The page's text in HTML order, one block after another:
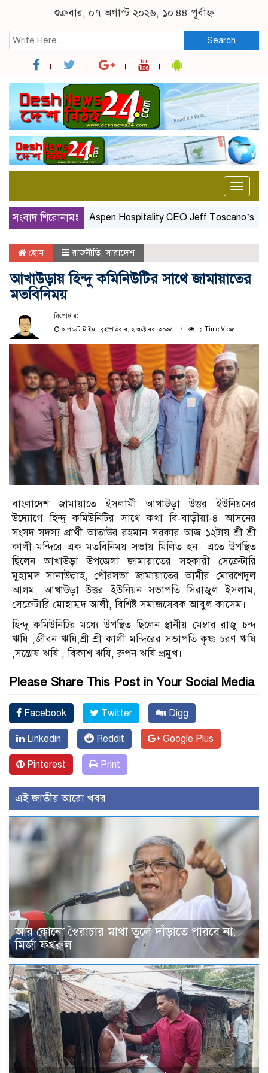
শুক্রবার, ০৭ অগাস্ট ২০২৬, ১০:৪৪ পূর্বাহ্ন
Search
Toggle
সংবাদ শিরোনামঃAspen Hospitality CEO Jeff Toscano’s
হোম রাজনীতি,সারাদেশ
আখাউড়ায় হিন্দু কমিনিউটির সাথে জামায়াতের
মতবিনিময়
রিপোটার:
আপডেট টাইম : বৃহস্পতিবার, ২ অক্টোবর, ২০২৫
৭১ Time View
বাংলাদেশ জামায়াতে ইসলামী আখাউড়া উত্তর ইউনিয়নের
উদ্যোগে হিন্দু কমিউনিটির সাথে কথা বি-বাড়ীয়া-৪ আসনের
সংসদ সদস্য প্রার্থী আতাউর রহমান সরকার আজ ১২টায় শ্রী শ্রী
কালী মন্দিরে এক মতবিনিময় সভায় মিলিত হন। এতে উপস্থিত
ছিলেন আখাউড়া উপজেলা জামায়াতের সহকারী সেক্রেটারি
মুহাম্মদ সানাউল্লাহ, পৌরসভা জামায়াতের আমীর মোরশেদুল
আলম, আখাউড়া উত্তর ইউনিয়ন সভাপতি সিরাজুল ইসলাম,
সেক্রেটারি মোহাম্মদ আলী, বিশিষ্ট সমাজসেবক আবুল কাসেম।
হিন্দু কমিউনিটির মধ্যে উপস্থিত ছিলেন স্থানীয় মেম্বার রাজু চন্দ
ঋষি ,জীবন ঋষি,শ্রী শ্রী কালী মন্দিরের সভাপতি কৃষ্ণ চরণ ঋষি
,সন্তোষ ঋষি , বিকাশ ঋষি, রুপন ঋষি প্রমুখ।
Please Share This Post in Your Social Media
Facebook Twitter Digg
Linkedin Reddit Google Plus
Pinterest Print
এই জাতীয় আরো খবর
আর কোনো স্বৈরাচার মাথা তুলে দাঁড়াতে পারবে না:
মির্জা ফখরুল